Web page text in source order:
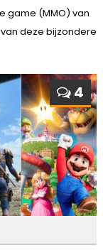
game (MMO) van
deze bijzondere
4